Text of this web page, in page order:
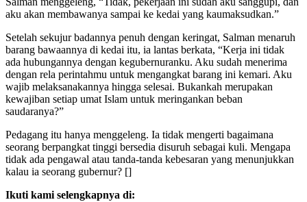
aku akan membawanya sampai ke kedai yang kaumaksudkan.”
Setelah sekujur badannya penuh dengan keringat, Salman menaruh
barang bawaannya di kedai itu, ia lantas berkata, “Kerja ini tidak
ada hubungannya dengan kegubernuranku. Aku sudah menerima
dengan rela perintahmu untuk mengangkat barang ini kemari. Aku
wajib melaksanakannya hingga selesai. Bukankah merupakan
kewajiban setiap umat Islam untuk meringankan beban
saudaranya?”
Pedagang itu hanya menggeleng. Ia tidak mengerti bagaimana
seorang berpangkat tinggi bersedia disuruh sebagai kuli. Mengapa
tidak ada pengawal atau tanda-tanda kebesaran yang menunjukkan
kalau ia seorang gubernur? []
Ikuti kami selengkapnya di: